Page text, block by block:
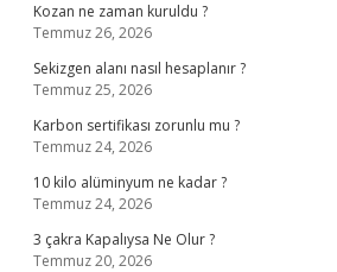
Kozan ne zaman kuruldu ?
Temmuz 26, 2026
Sekizgen alanı nasıl hesaplanır ?
Temmuz 25, 2026
Karbon sertifikası zorunlu mu ?
Temmuz 24, 2026
10 kilo alüminyum ne kadar ?
Temmuz 24, 2026
3 çakra Kapalıysa Ne Olur ?
Temmuz 20, 2026